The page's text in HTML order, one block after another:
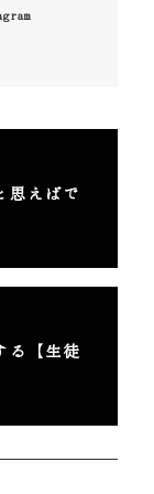
思えばで
る【生徒